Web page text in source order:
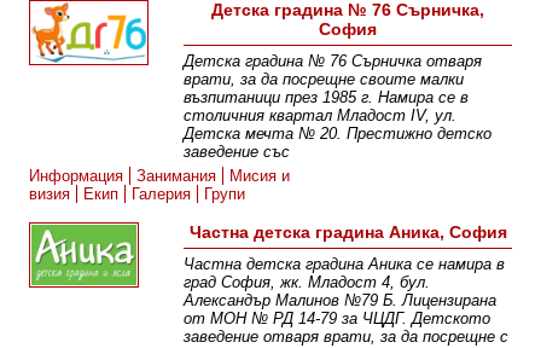
Детска градина № 76 Сърничка,
София
Детска градина № 76 Сърничка отваря
врати, за да посрещне своите малки
възпитаници през 1985 г. Намира се в
столичния квартал Младост IV, ул.
Детска мечта № 20. Престижно детско
заведение със
Информация
Занимания
Мисия и
визия
Екип Галерия Групи
Частна детска градина Аника, София
Частна детска градина Аника се намира в
град София, жк. Младост 4, бул.
Александър Малинов №79 Б. Лицензирана
от МОН № РД 14-79 за ЧЦДГ. Детското
заведение отваря врати, за да посрещне с